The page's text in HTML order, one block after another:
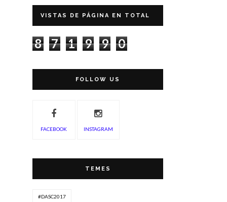
VISTAS DE PÁGINA EN TOTAL
8 7 1 9 9 0
FOLLOW US
FACEBOOK INSTAGRAM
TEMES
#DASC2017